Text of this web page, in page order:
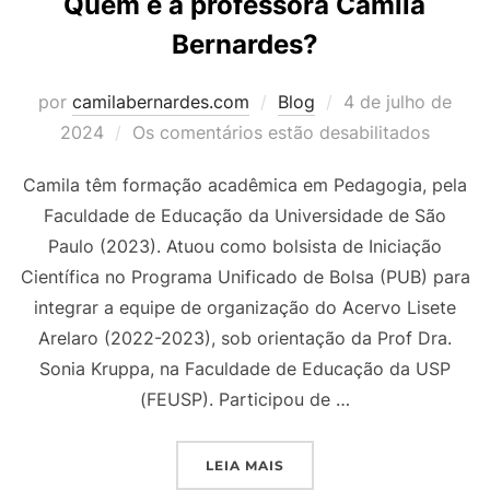
Bernardes?
por camilabernardes.com Blog
Postado
em
4 de julho de
2024
Os comentários estão desabilitados
Camila têm formação acadêmica em Pedagogia, pela
Faculdade de Educação da Universidade de São
Paulo (2023). Atuou como bolsista de Iniciação
Científica no Programa Unificado de Bolsa (PUB) para
integrar a equipe de organização do Acervo Lisete
Arelaro (2022-2023), sob orientação da Prof Dra.
Sonia Kruppa, na Faculdade de Educação da USP
(FEUSP). Participou de …
LEIA MAIS